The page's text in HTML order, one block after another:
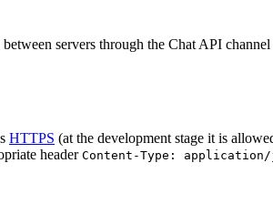
servers through the Chat API
HTTPS (at the development stage it is
headerContent-Type: